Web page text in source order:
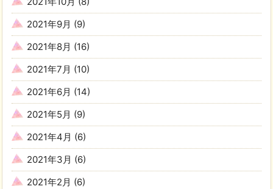
2021年9月 (9)
2021年8月 (16)
2021年7月 (10)
2021年6月 (14)
2021年5月 (9)
2021年4月 (6)
2021年3月 (6)
2021年2月 (6)